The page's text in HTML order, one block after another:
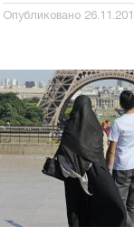
Опубликовано